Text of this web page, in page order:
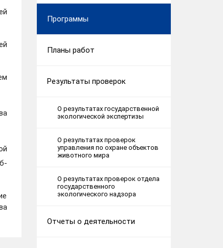
Программы
Планы работ
Результаты проверок
О результатах государственной
экологической экспертизы
О результатах проверок
управления по охране объектов
животного мира
О результатах проверок отдела
государственного
экологического надзора
Отчеты о деятельности